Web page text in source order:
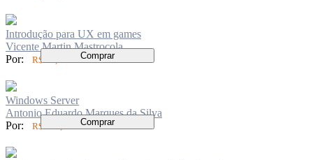
Introdução para UX em games
Vicente Martin Mastrocola
Por:
R$ 70,00 Comprar
Windows Server
Antonio Eduardo Marques da Silva
Por:
R$ 100,00 Comprar